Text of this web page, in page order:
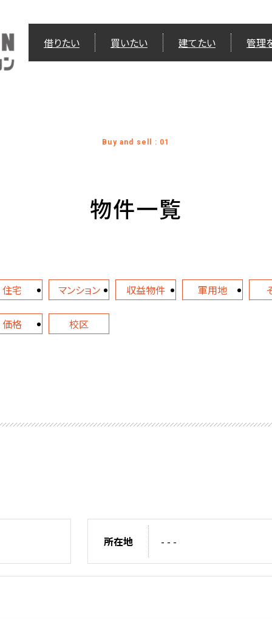
借りたい 買いたい 建てたい 管理
Buy and sell : 01
物件一覧
住宅 マンション 収益物件 軍用地
価格 校区
所在地 - - -